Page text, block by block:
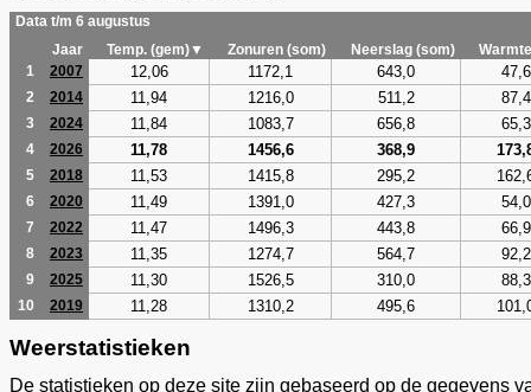
Data t/m 6 augustus
Jaar
Temp. (gem)▼ Zonuren (som) Neerslag (som)
1
2007 12,06 1172,1 643,0 47,6
2 2014 11,94 1216,0 511,2 87,4
3 2024 11,84 1083,7 656,8 65,3
4 2026 11,78 1456,6 368,9
5 2018 11,53 1415,8 295,2
6 2020 11,49 1391,0 427,3 54,0
7 2022 11,47 1496,3 443,8 66,9
8 2023 11,35 1274,7 564,7 92,2
9 2025 11,30 1526,5 310,0 88,3
10 2019 11,28 1310,2 495,6
Weerstatistieken
De statistieken op deze site zijn gebaseerd op de gegevens